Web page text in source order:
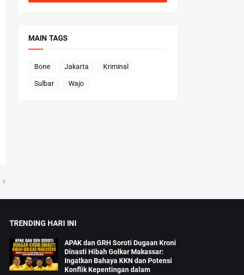
MAIN TAGS
Bone Jakarta Kriminal
Sulbar Wajo
TRENDING HARI INI
APAK dan GRH Soroti Dugaan Kroni
Dinasti Hibah Golkar Makassar:
Ingatkan Bahaya KKN dan Potensi
Konflik Kepentingan dalam